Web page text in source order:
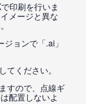
印刷を行いま
メージと異な
ョンで「.ai」
てください。
すので、点線ギ
配置しないよ